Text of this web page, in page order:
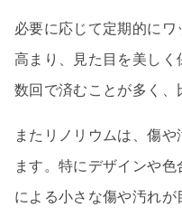
必要に応じて定期的に
高まり、見た目を美しく
数回で済むことが多く、
またリノリウムは、傷
ます。特にデザインや
による小さな傷や汚れ